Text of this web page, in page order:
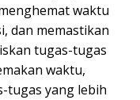
waktu
dan memastikan
tugas-tugas
waktu,
tugas yang lebih